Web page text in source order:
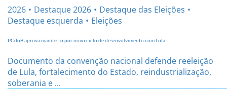
2026 Destaque 2026
Destaque das Eleições
Destaque esquerda
Eleições
PCdoB aprova manifesto por novo ciclo de desenvolvimento com Lula
Documento da convenção nacional defende reeleição
de Lula, fortalecimento do Estado, reindustrialização,
soberania e ...